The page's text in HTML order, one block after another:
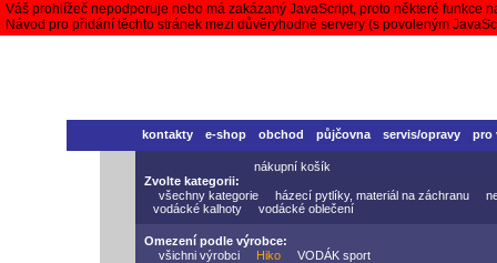
Váš prohlížeč nepodporuje nebo má zakázaný JavaScript, proto některé funkce
Návod pro přidání těchto stránek mezi důvěryhodné servery (s povoleným
kontakty e-shop obchod půjčovna servis/opravy pro
nákupní košík
Zvolte kategorii:
všechny kategorie
házecí pytlíky, materiál na záchranu
vodácké kalhoty
vodácké oblečení
Omezení podle výrobce:
všichni výrobci
Hiko VODÁK sport